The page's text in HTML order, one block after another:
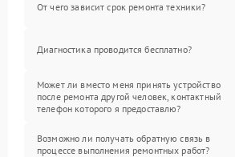
От чего зависит срок ремонта техники?
Диагностика проводится бесплатно?
Может ли вместо меня принять устройство
после ремонта другой человек, контактный
телефон которого я предоставлю?
Возможно ли получать обратную связь в
процессе выполнения ремонтных работ?